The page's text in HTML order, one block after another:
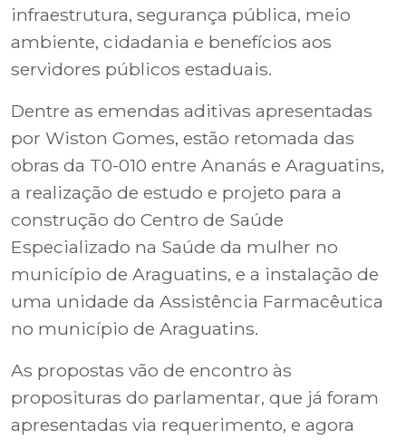
infraestrutura, segurança pública, meio
ambiente, cidadania e benefícios aos
servidores públicos estaduais.
Dentre as emendas aditivas apresentadas
por Wiston Gomes, estão retomada das
obras da T0-010 entre Ananás e Araguatins,
a realização de estudo e projeto para a
construção do Centro de Saúde
Especializado na Saúde da mulher no
município de Araguatins, e a instalação de
uma unidade da Assistência Farmacêutica
no município de Araguatins.
As propostas vão de encontro às
proposituras do parlamentar, que já foram
apresentadas via requerimento, e agora